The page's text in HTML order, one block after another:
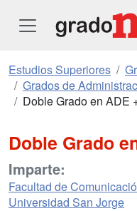
Estudios Superiores
Grados de
Doble Grado en ADE
Doble Grado
Imparte:
Facultad de
Universidad San Jorge